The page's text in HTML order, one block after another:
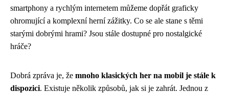
smartphony a rychlým internetem můžeme dopřát graficky
ohromující a komplexní herní zážitky. Co se ale stane s těmi
starými dobrými hrami? Jsou stále dostupné pro nostalgické
hráče?
Dobrá zpráva je, že mnoho klasických her na mobil je stále k
dispozici. Existuje několik způsobů, jak si je zahrát. Jednou z